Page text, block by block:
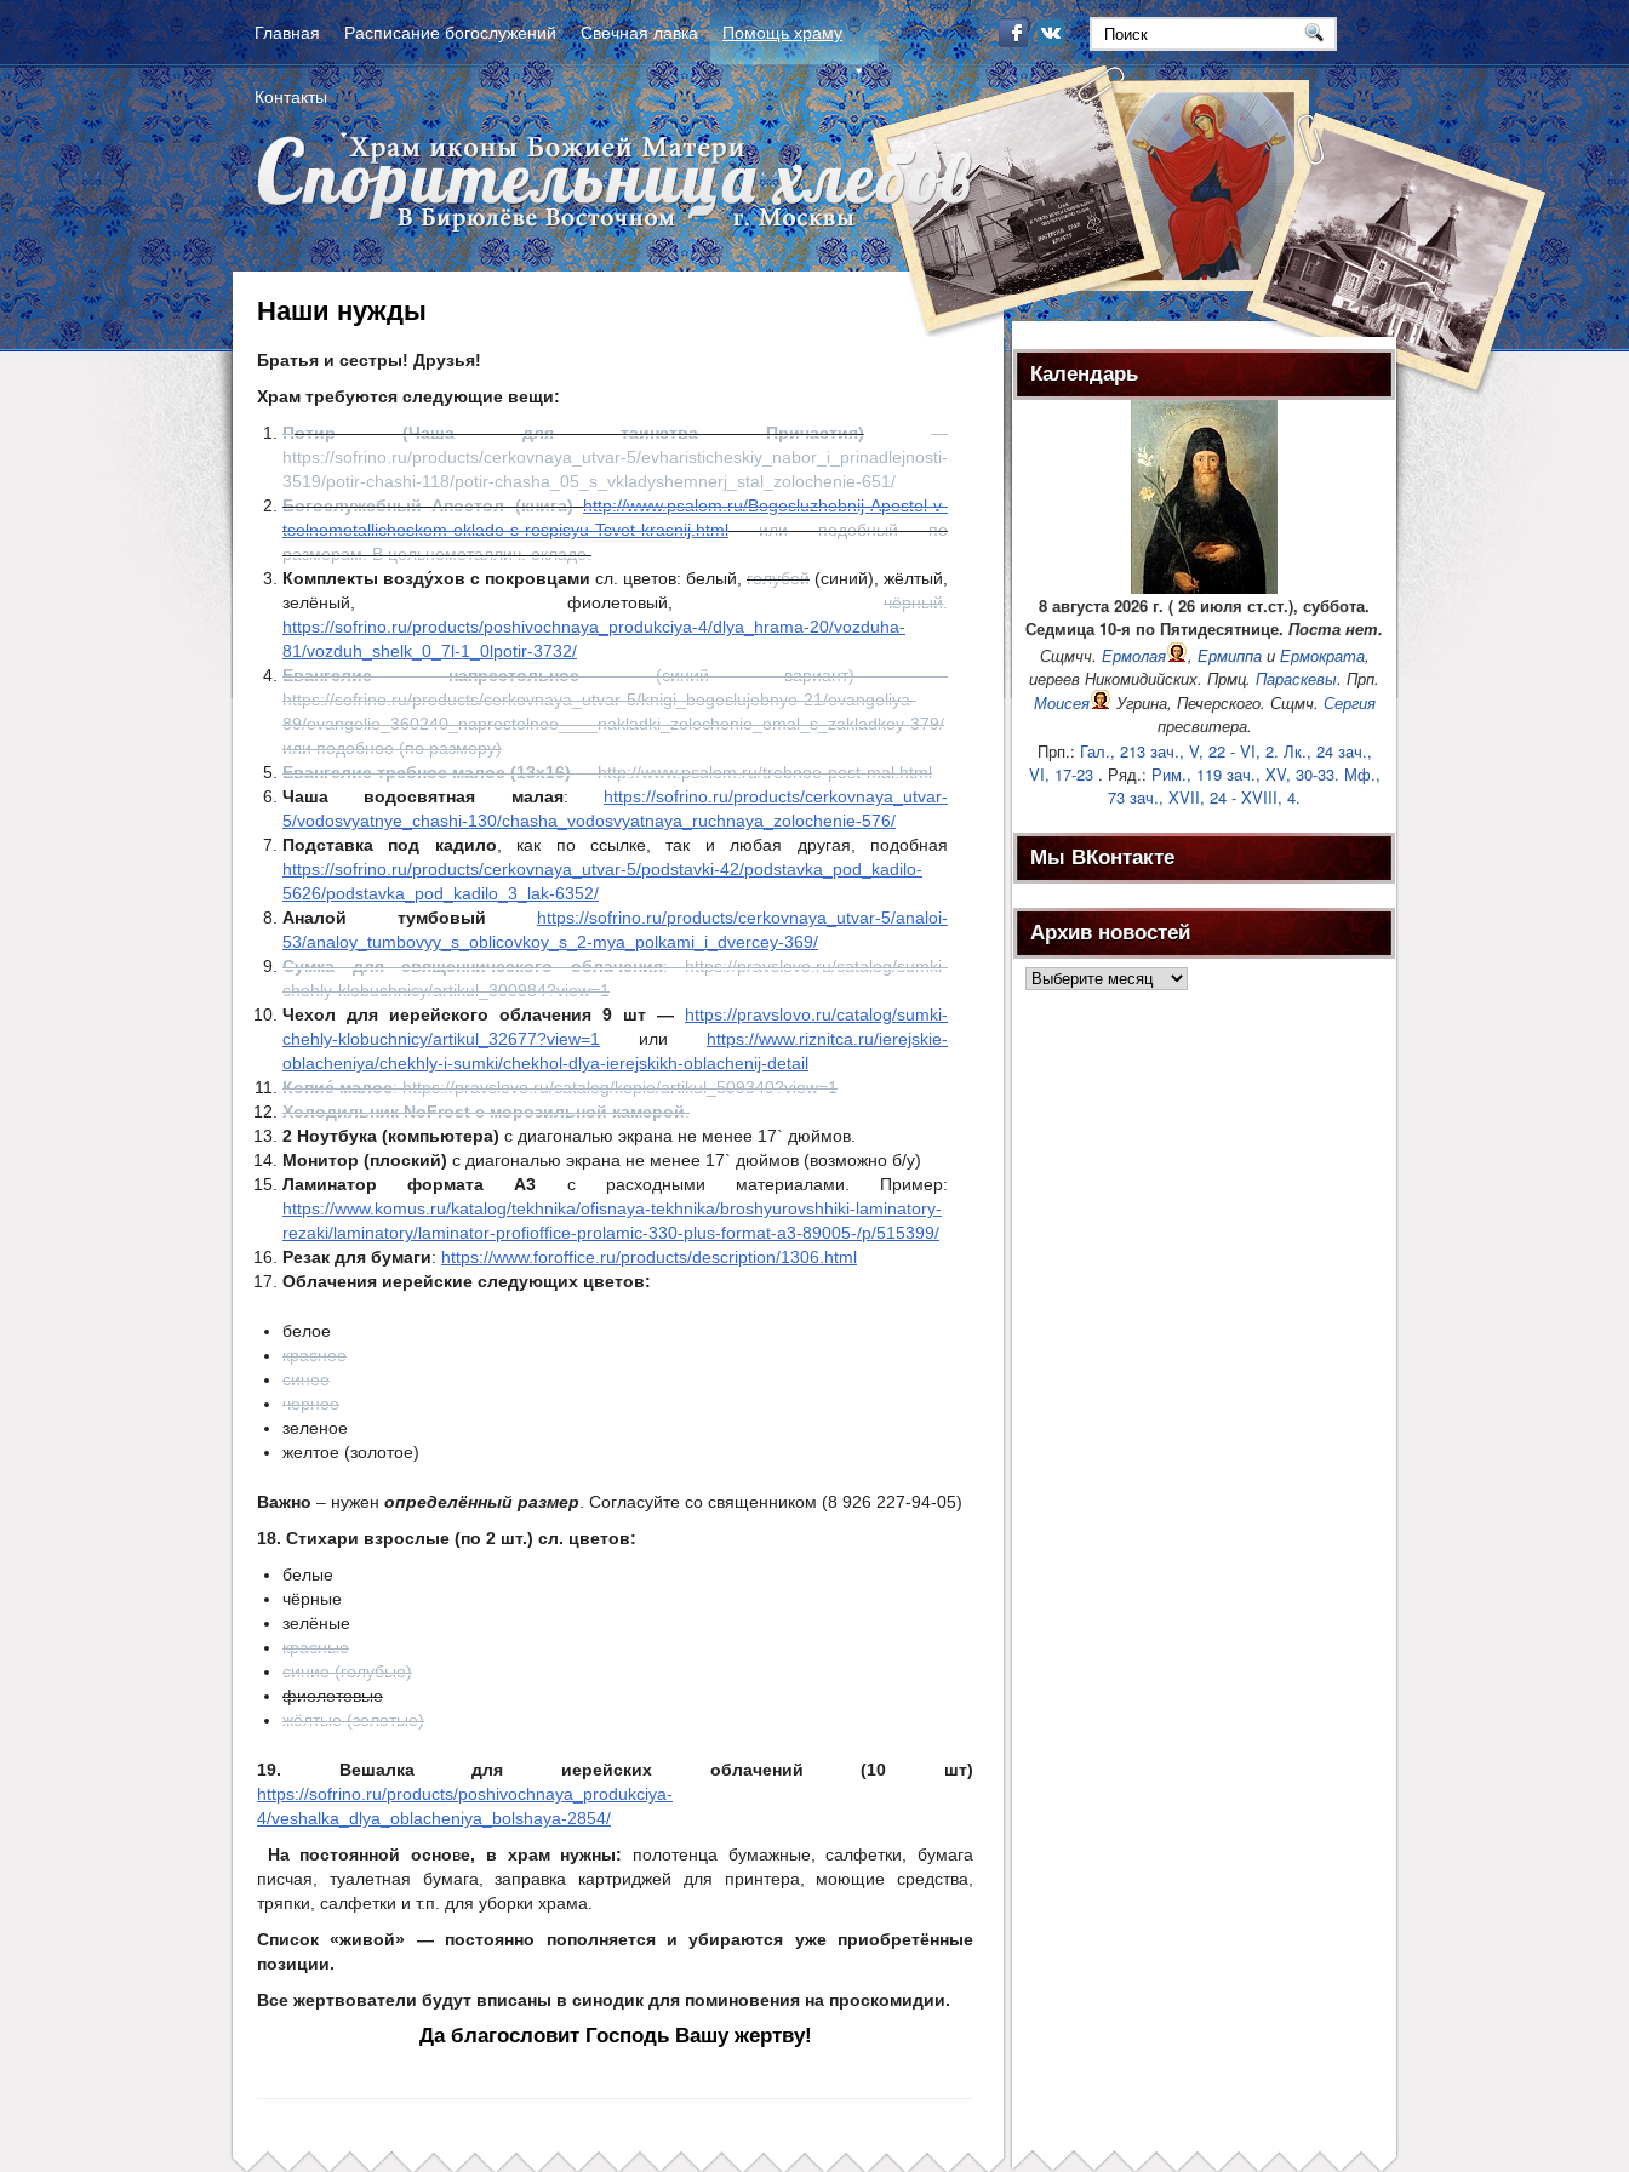
Главная Расписание богослужений Свечная лавка Помощь храму
Контакты
Наши нужды
Братья и сестры! Друзья!
Храм требуются следующие вещи:
Потир (Чаша для таинства Причастия)—
https://sofrino.ru/products/cerkovnaya_utvar-5/evharisticheskiy_nabor_i_prinadlejnosti-
3519/potir-chashi-118/potir-chasha_05_s_vkladyshemnerj_stal_zolochenie-651/
Богослужебный Апостол (книга) http://www.psalom.ru/Bogosluzhebnij-Apostol-v-
tselnometallicheskom-oklade-s-rospisyu-Tsvet-krasnij.htmlили подобный по
размерам. В цельнометаллич. окладе.
Комплекты возду́хов с покровцами сл. цветов: белый, голубой (синий), жёлтый,
зелёный, фиолетовый, чёрный
https://sofrino.ru/products/poshivochnaya_produkciya-4/dlya_hrama-20/vozduha-
81/vozduh_shelk_0_7l-1_0lpotir-3732/
Евангелие напрестольное(синий вариант) —
https://sofrino.ru/products/cerkovnaya_utvar-5/knigi_bogoslujebnye-21/evangeliya-
89/evangelie_360240_naprestolnoe____nakladki_zolochenie_emal_s_zakladkoy-379/
или подобное (по размеру)
Евангелие требное малое (13х16)— http://www.psalom.ru/trebnoe-post-mal.html
Чаша водосвятная малая: https://sofrino.ru/products/cerkovnaya_utvar-
5/vodosvyatnye_chashi-130/chasha_vodosvyatnaya_ruchnaya_zolochenie-576/
Подставка под кадило , как по ссылке, так и любая другая, подобная
https://sofrino.ru/products/cerkovnaya_utvar-5/podstavki-42/podstavka_pod_kadilo-
5626/podstavka_pod_kadilo_3_lak-6352/
Аналой тумбовый
https://sofrino.ru/products/cerkovnaya_utvar-5/analoi-
53/analoy_tumbovyy_s_oblicovkoy_s_2-mya_polkami_i_dvercey-369/
Сумка для священнического облачения: https://pravslovo.ru/catalog/sumki-
chehly-klobuchnicy/artikul_300984?view=1
Чехол для иерейского облачения 9 шт — https://pravslovo.ru/catalog/sumki-
chehly-klobuchnicy/artikul_32677?view=1
или https://www.riznitca.ru/ierejskie-
oblacheniya/chekhly-i-sumki/chekhol-dlya-ierejskikh-oblachenij-detail
Копие́ малое: https://pravslovo.ru/catalog/kopie/artikul_509340?view=1
Холодильник NoFrost с морозильной камерой.
2 Ноутбука (компьютера) с диагональю экрана не менее 17` дюймов.
Монитор (плоский) с диагональю экрана не менее 17` дюймов (возможно б/у)
Ламинатор формата А3 с расходными материалами. Пример:
https://www.komus.ru/katalog/tekhnika/ofisnaya-tekhnika/broshyurovshhiki-laminatory-
rezaki/laminatory/laminator-profioffice-prolamic-330-plus-format-a3-89005-/p/515399/
Резак для бумаги: https://www.foroffice.ru/products/description/1306.html
Облачения иерейские следующих цветов:
белое
красное
синее
черное
зеленое
желтое (золотое)
Важно – нужен определённый размер . Согласуйте со священником (8 926 227-94-05)
18. Стихари взрослые (по 2 шт.) сл. цветов:
белые
чёрные
зелёные
красные
синие (голубые)
фиолетовые
жёлтые (золотые)
19. Вешалка для иерейских облачений (10 шт)
https://sofrino.ru/products/poshivochnaya_produkciya-
4/veshalka_dlya_oblacheniya_bolshaya-2854/
На постоянной основе, в храм нужны: полотенца бумажные, салфетки, бумага
писчая, туалетная бумага, заправка картриджей для принтера, моющие средства,
тряпки, салфетки и т.п. для уборки храма.
Список «живой» — постоянно пополняется и убираются уже приобретённые
позиции.
Все жертвователи будут вписаны в синодик для поминовения на проскомидии.
Да благословит Господь Вашу жертву!
Календарь
8 августа 2026 г. ( 26 июля ст.ст.), суббота.
Седмица 10-я по Пятидесятнице. Поста нет.
Сщмчч. Ермолая , Ермиппаи Ермократа,
иереев Никомидийских. Прмц. Параскевы. Прп.
Моисея
Угрина, Печерского. Сщмч. Сергия
пресвитера.
Прп.: Гал., 213 зач., V, 22 - VI, 2. Лк., 24 зач.,
VI, 17-23 . Ряд.: Рим., 119 зач., XV, 30-33. Мф.,
73 зач., XVII, 24 - XVIII, 4.
Мы ВКонтакте
Архив новостей
Архив
новостей